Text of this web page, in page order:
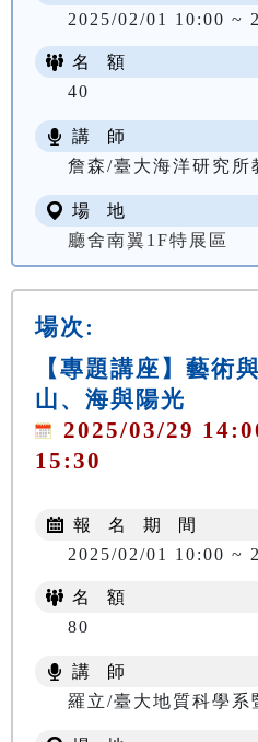
2025/02/01 10:00 ~
名 額
40
講 師
詹森/臺大海洋研究所
場 地
廳舍南翼1F特展區
場次:
【專題講座】藝術
山、海與陽光
2025/03/29
15:30
報 名 期 間
2025/02/01 10:00 ~
名 額
80
講 師
羅立/臺大地質科學系